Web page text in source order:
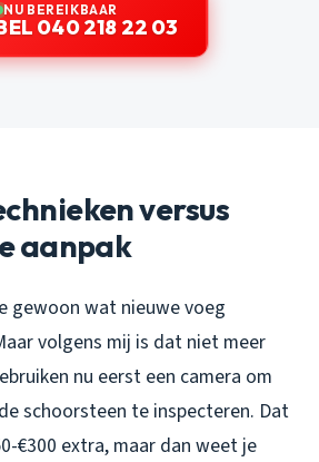
NU BEREIKBAAR
040 218 22 03
versus
aanpak
gewoon wat nieuwe voeg
volgens mij is dat niet meer
nu eerst een camera om
schoorsteen te inspecteren. Dat
€300 extra, maar dan weet je